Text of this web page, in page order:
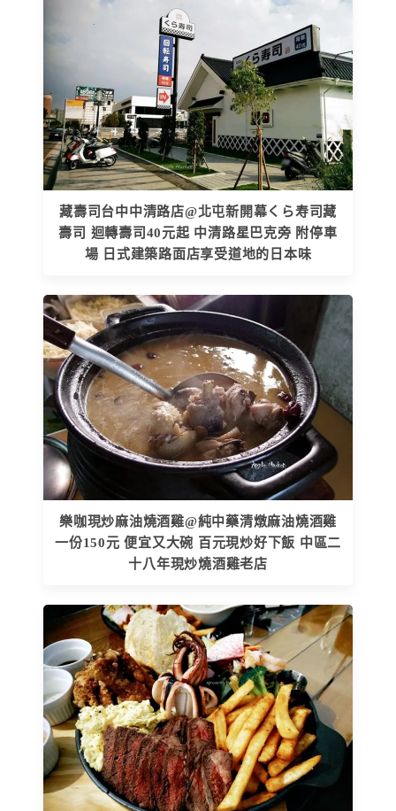
藏壽司台中中清路店@北屯新開幕くら寿司藏
壽司 迴轉壽司40元起 中清路星巴克旁 附停車
場 日式建築路面店享受道地的日本味
樂咖現炒麻油燒酒雞@純中藥清燉麻油燒酒雞
一份150元 便宜又大碗 百元現炒好下飯 中區二
十八年現炒燒酒雞老店